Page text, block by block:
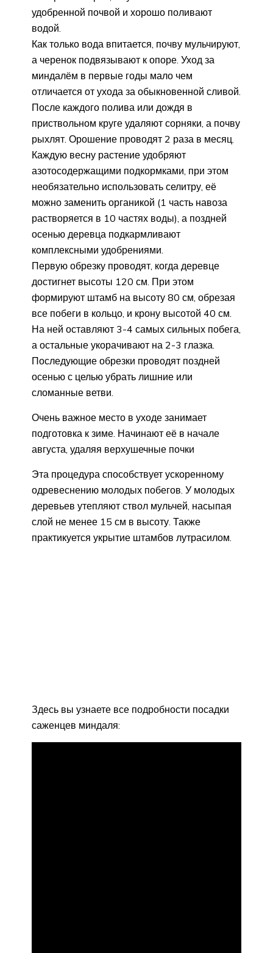
удобренной почвой и хорошо поливают
водой.
Как только вода впитается, почву мульчируют,
а черенок подвязывают к опоре. Уход за
миндалём в первые годы мало чем
отличается от ухода за обыкновенной сливой.
После каждого полива или дождя в
приствольном круге удаляют сорняки, а почву
рыхлят. Орошение проводят 2 раза в месяц.
Каждую весну растение удобряют
азотосодержащими подкормками, при этом
необязательно использовать селитру, её
можно заменить органикой (1 часть навоза
растворяется в 10 частях воды), а поздней
осенью деревца подкармливают
комплексными удобрениями.
Первую обрезку проводят, когда деревце
достигнет высоты 120 см. При этом
формируют штамб на высоту 80 см, обрезая
все побеги в кольцо, и крону высотой 40 см.
На ней оставляют 3-4 самых сильных побега,
а остальные укорачивают на 2-3 глазка.
Последующие обрезки проводят поздней
осенью с целью убрать лишние или
сломанные ветви.
Очень важное место в уходе занимает
подготовка к зиме. Начинают её в начале
августа, удаляя верхушечные почки
Эта процедура способствует ускоренному
одревеснению молодых побегов. У молодых
деревьев утепляют ствол мульчей, насыпая
слой не менее 15 см в высоту. Также
практикуется укрытие штамбов лутрасилом.
Здесь вы узнаете все подробности посадки
саженцев миндаля: